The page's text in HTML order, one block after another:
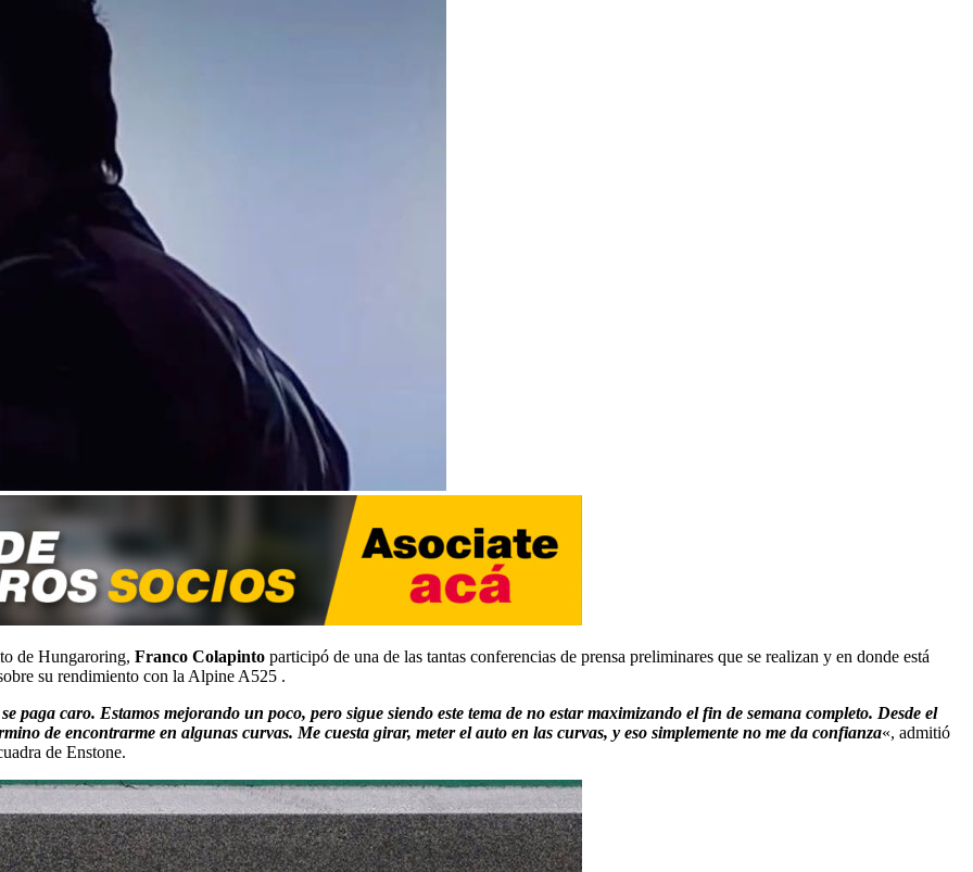
de Hungaroring, Franco Colapinto participó de una de las tantas conferencias de prensa preliminares que se realizan y en donde está
su rendimiento con la Alpine A525 .
paga caro. Estamos mejorando un poco, pero sigue siendo este tema de no estar maximizando el fin de semana completo. Desde el
de encontrarme en algunas curvas. Me cuesta girar, meter el auto en las curvas, y eso simplemente no me da confianza«, admitió
de Enstone.